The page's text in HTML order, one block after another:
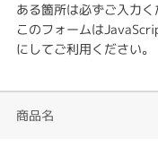
ある箇所は必ずご入力く
このフォームは
にしてご利用ください。
商品名